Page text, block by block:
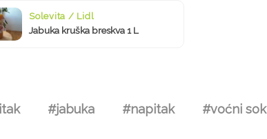
Solevita / Lidl
Jabuka kruška breskva 1 L
#jabuka #napitak #voćni sok